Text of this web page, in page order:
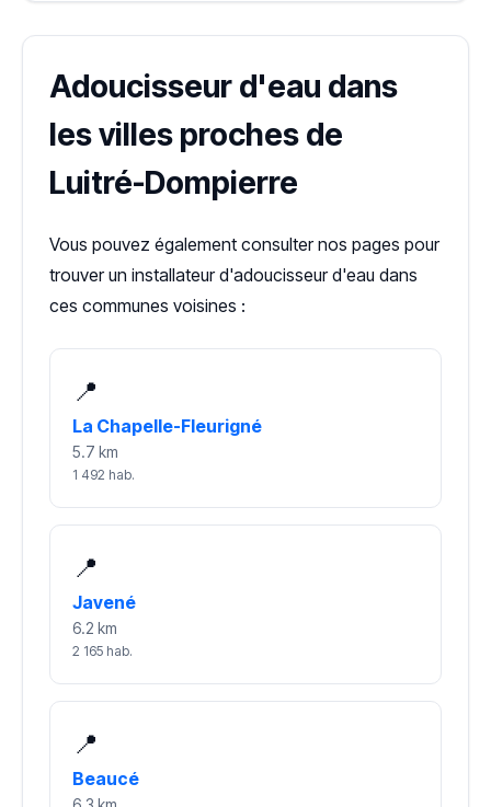
Adoucisseur d'eau dans
les villes proches de
Luitré-Dompierre
Vous pouvez également consulter nos pages pour
trouver un installateur d'adoucisseur d'eau dans
ces communes voisines :
📍
La Chapelle-Fleurigné
5.7 km
1 492 hab.
📍
Javené
6.2 km
2 165 hab.
📍
Beaucé